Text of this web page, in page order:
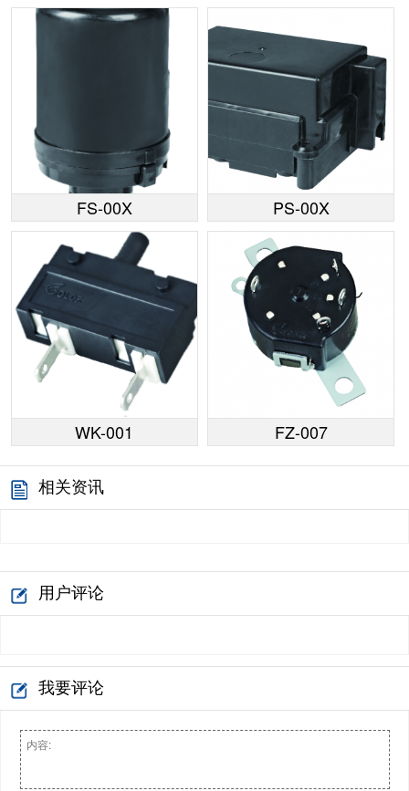
FS-00X PS-00X
WK-001 FZ-007
相关资讯
用户评论
我要评论